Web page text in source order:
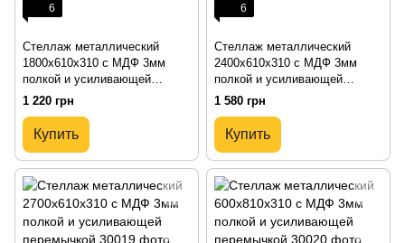
6
Стеллаж металлический
1800х610х310 с МДФ 3мм
полкой и усиливающей
перемычкой
1 220 грн
Купить
6
Стеллаж металлический
2400х610х310 с МДФ 3мм
полкой и усиливающей
перемычкой
1 580 грн
Купить